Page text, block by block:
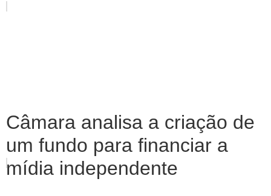
Câmara analisa a criação de
um fundo para financiar a
mídia independente